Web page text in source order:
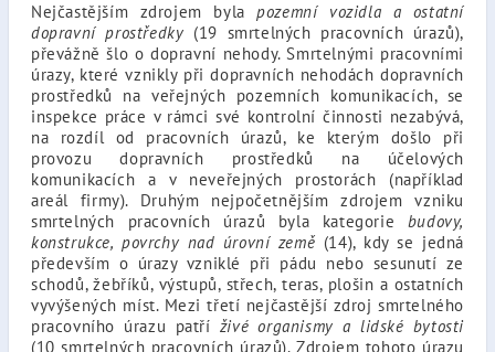
Nejčastějším zdrojem bylapozemní vozidla a ostatní
dopravní prostředky (19 smrtelných pracovních úrazů),
převážně šlo o dopravní nehody. Smrtelnými pracovními
úrazy, které vznikly při dopravních nehodách dopravních
prostředků na veřejných pozemních komunikacích, se
inspekce práce v rámci své kontrolní činnosti nezabývá,
na rozdíl od pracovních úrazů, ke kterým došlo při
provozu dopravních prostředků na účelových
komunikacích a v neveřejných prostorách (například
areál firmy). Druhým nejpočetnějším zdrojem vzniku
smrtelných pracovních úrazů byla kategorie budovy,
konstrukce, povrchy nad úrovní země (14), kdy se jedná
především o úrazy vzniklé při pádu nebo sesunutí ze
schodů, žebříků, výstupů, střech, teras, plošin a ostatních
vyvýšených míst. Mezi třetí nejčastější zdroj smrtelného
pracovního úrazu patří živé organismy a lidské bytosti
(10 smrtelných pracovních úrazů). Zdrojem tohoto úrazu